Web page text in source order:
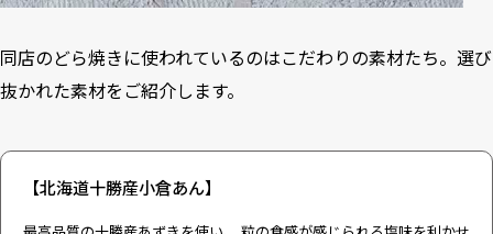
同店のどら焼きに使われているのはこだわりの素材たち。選び
抜かれた素材をご紹介します。
【北海道十勝産小倉あん】